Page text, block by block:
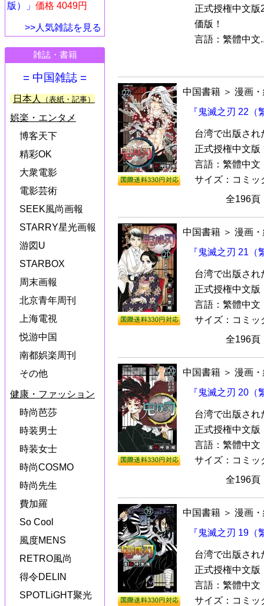
版）」 価格 4049円
>>人気雑誌を見る
雑誌・書籍
= 中国雑誌 =
日本人 （表紙・記事）
娯楽・エンタメ
博客天下
精彩OK
大衆電影
電影芸術
SEEK風尚画報
STARRY星光画報
游図U
STARBOX
周末画報
北京青年周刊
上海電視
悦游中国
南都娯楽周刊
その他
健康・ファッション
時尚芭莎
時装男士
時装女士
時尚COSMO
時尚先生
費加羅
So Cool
風度MENS
RETRO風尚
得令DELIN
SPOTLiGHT聚光
正式授権中文
価版！
言語：繁體中文
中国書籍 ＞ 漫画
『鬼滅之刃 22
台湾で出版され
正式授権中文版
言語：繁體中文
サイズ：コミッ
全196
中国書籍 ＞ 漫画
『鬼滅之刃 21
台湾で出版され
正式授権中文版
言語：繁體中文
サイズ：コミッ
全196
中国書籍 ＞ 漫画
『鬼滅之刃 20
台湾で出版され
正式授権中文版
言語：繁體中文
サイズ：コミッ
全196
中国書籍 ＞ 漫画
『鬼滅之刃 19
台湾で出版され
正式授権中文版
言語：繁體中文
サイズ：コミッ